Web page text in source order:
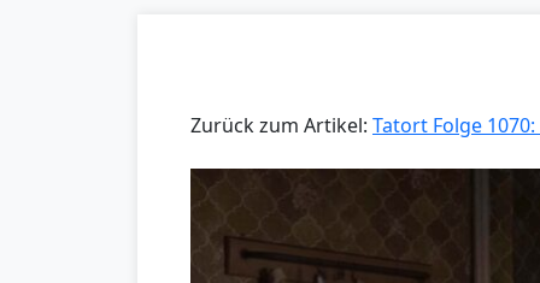
Zurück zum Artikel: Tatort Folge